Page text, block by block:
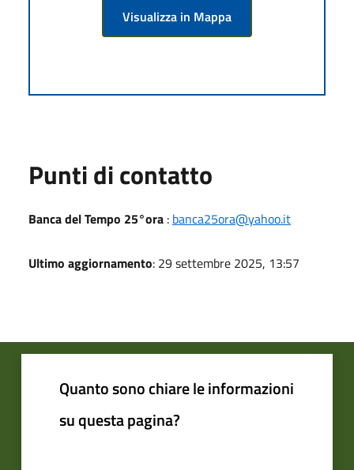
Visualizza in Mappa
Punti di contatto
Banca del Tempo 25°ora : banca25ora@yahoo.it
Ultimo aggiornamento: 29 settembre 2025, 13:57
Quanto sono chiare le informazioni
su questa pagina?